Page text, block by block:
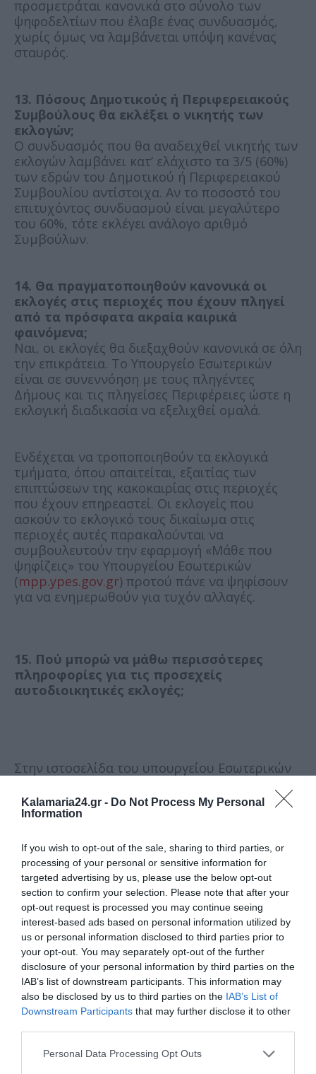
Kalamaria24.gr - Do Not Process My Personal
Information
If you wish to opt-out of the sale, sharing to third parties, or
processing of your personal or sensitive information for
targeted advertising by us, please use the below opt-out
section to confirm your selection. Please note that after your
opt-out request is processed you may continue seeing
interest-based ads based on personal information utilized by
us or personal information disclosed to third parties prior to
your opt-out. You may separately opt-out of the further
disclosure of your personal information by third parties on the
IAB’s list of downstream participants. This information may
also be disclosed by us to third parties on the IAB’s List of
Downstream Participants that may further disclose it to other
Personal Data Processing Opt Outs
προσμετράται κανονικά στο σύνολο των
ψηφοδελτίων που έλαβε ένας συνδυασμός,
χωρίς όμως να λαμβάνεται υπόψη κανένας
σταυρός.
13. Πόσους Δημοτικούς ή Περιφερειακούς
Συμβούλους θα εκλέξει ο νικητής των
εκλογών;
Ο συνδυασμός που θα αναδειχθεί νικητής των
εκλογών λαμβάνει κατ’ ελάχιστο τα 3/5 (60%)
των εδρών του Δημοτικού ή Περιφερειακού
Συμβουλίου αντίστοιχα. Αν το ποσοστό του
επιτυχόντος συνδυασμού είναι μεγαλύτερο
του 60%, τότε εκλέγει ανάλογο αριθμό
Συμβούλων.
14. Θα πραγματοποιηθούν κανονικά οι
εκλογές στις περιοχές που έχουν πληγεί
από τα πρόσφατα ακραία καιρικά
φαινόμενα;
Ναι, οι εκλογές θα διεξαχθούν κανονικά σε όλη
την επικράτεια. Το Υπουργείο Εσωτερικών
είναι σε συνεννόηση με τους πληγέντες
Δήμους και τις πληγείσες Περιφέρειες ώστε η
εκλογική διαδικασία να εξελιχθεί ομαλά.
Ενδέχεται να τροποποιηθούν τα εκλογικά
τμήματα, όπου απαιτείται, εξαιτίας των
επιπτώσεων της κακοκαιρίας στις περιοχές
που έχουν επηρεαστεί. Οι εκλογείς που
ασκούν το εκλογικό τους δικαίωμα στις
περιοχές αυτές παρακαλούνται να
συμβουλευτούν την εφαρμογή «Μάθε που
ψηφίζεις» του Υπουργείου Εσωτερικών
(mpp.ypes.gov.gr) προτού πάνε να ψηφίσουν
για να ενημερωθούν για τυχόν αλλαγές.
15. Πού μπορώ να μάθω περισσότερες
πληροφορίες για τις προσεχείς
αυτοδιοικητικές εκλογές;
Στην ιστοσελίδα του υπουργείου Εσωτερικών
aytodioikisi/thesmika-themata-organosis-kai-
leitourgias-dimon/thth-
υπάρχει αναλυτικό υλικό για τις δημοτικές και
περιφερειακές εκλογές. Μεταξύ άλλων, οι
εκλογείς μπορούν να βρουν όλες τις
υπουργικές αποφάσεις και εγκυκλίους για την
οργάνωση και διεξαγωγή των εκλογών. Επίσης,
στοekloges.ypes.grείναι αναρτημένα
αναλυτικά τα αποτελέσματα των
προηγούμενων δημοτικών και περιφερειακών
εκλογών.